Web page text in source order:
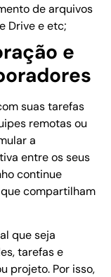
de arquivos
Drive e etc;
e
suas tarefas
remotas ou
a
entre os seus
continue
compartilham
que seja
tarefas e
projeto. Por isso,